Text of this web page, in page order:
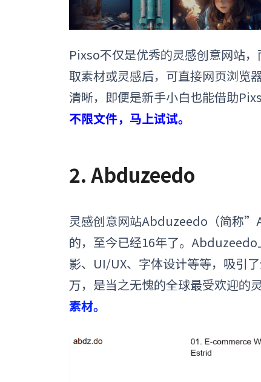
Pixso不仅是优秀的灵感创意网站
取素材或灵感后，可直接网页浏览
清晰，即便是新手小白也能借助
不限文件，马上试试。
2. Abduzeedo
灵感创意网站Abduzeedo（简称
的，至今已经16年了。
影、UI/UX、字体设计等等，吸引
万，是当之无愧的全球最受欢迎的
素材。